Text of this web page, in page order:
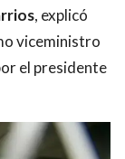
, explicó
viceministro
el presidente